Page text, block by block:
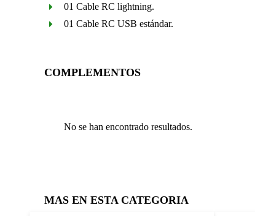
01 Cable RC lightning.
01 Cable RC USB estándar.
COMPLEMENTOS
No se han encontrado resultados.
MAS EN ESTA CATEGORIA